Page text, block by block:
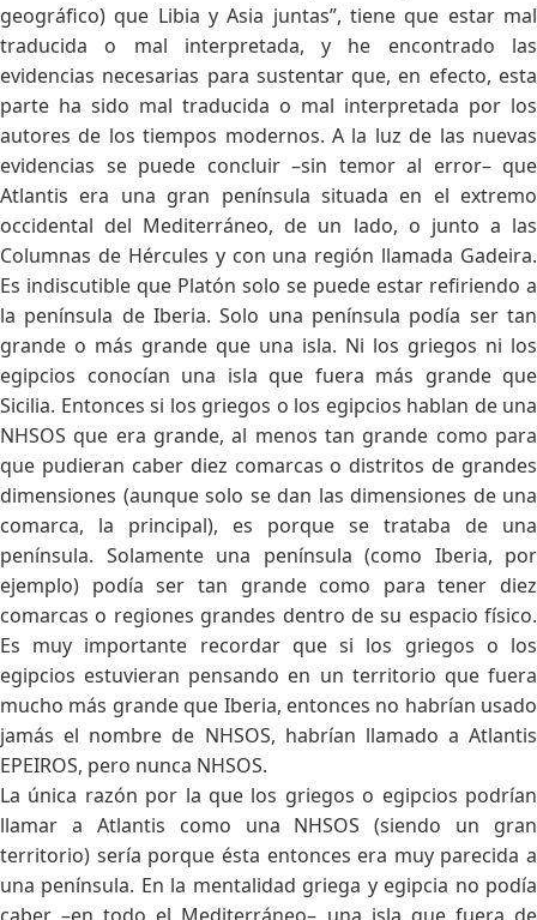
geográfico) que Libia y Asia juntas”, tiene que estar mal
traducida o mal interpretada, y he encontrado las
evidencias necesarias para sustentar que, en efecto, esta
parte ha sido mal traducida o mal interpretada por los
autores de los tiempos modernos. A la luz de las nuevas
evidencias se puede concluir –sin temor al error– que
Atlantis era una gran península situada en el extremo
occidental del Mediterráneo, de un lado, o junto a las
Columnas de Hércules y con una región llamada Gadeira.
Es indiscutible que Platón solo se puede estar refiriendo a
la península de Iberia. Solo una península podía ser tan
grande o más grande que una isla. Ni los griegos ni los
egipcios conocían una isla que fuera más grande que
Sicilia. Entonces si los griegos o los egipcios hablan de una
NHSOS que era grande, al menos tan grande como para
que pudieran caber diez comarcas o distritos de grandes
dimensiones (aunque solo se dan las dimensiones de una
comarca, la principal), es porque se trataba de una
península. Solamente una península (como Iberia, por
ejemplo) podía ser tan grande como para tener diez
comarcas o regiones grandes dentro de su espacio físico.
Es muy importante recordar que si los griegos o los
egipcios estuvieran pensando en un territorio que fuera
mucho más grande que Iberia, entonces no habrían usado
jamás el nombre de NHSOS, habrían llamado a Atlantis
EPEIROS, pero nunca NHSOS.
La única razón por la que los griegos o egipcios podrían
llamar a Atlantis como una NHSOS (siendo un gran
territorio) sería porque ésta entonces era muy parecida a
una península. En la mentalidad griega y egipcia no podía